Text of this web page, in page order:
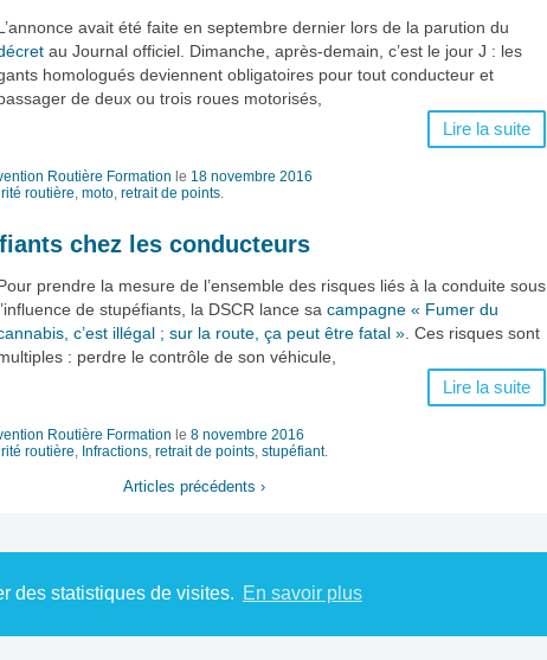
des statistiques de visites. En savoir plus
avait été faite en septembre dernier lors de la parution du
au Journal officiel. Dimanche, après-demain, c’est le jour J : les
homologués deviennent obligatoires pour tout conducteur et
de deux ou trois roues motorisés,
Lire la suite
Routière Formation le 18 novembre 2016
routière, moto, retrait de points.
chez les conducteurs
prendre la mesure de l’ensemble des risques liés à la conduite sous
de stupéfiants, la DSCR lance sa campagne « Fumer du
c’est illégal ; sur la route, ça peut être fatal » . Ces risques sont
: perdre le contrôle de son véhicule,
Lire la suite
Routière Formation le 8 novembre 2016
routière, Infractions, retrait de points, stupéfiant.
Articles précédents ›
Conditions générales de vente
Routière Formation - Tous droits